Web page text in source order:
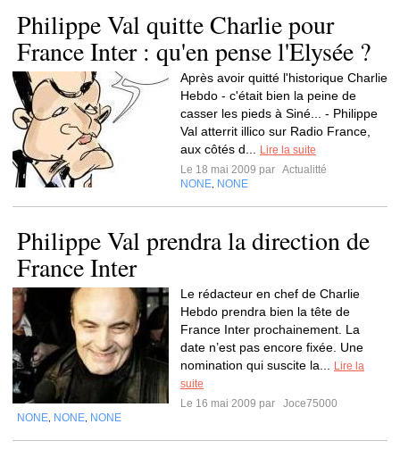
Philippe Val quitte Charlie pour
France Inter : qu'en pense l'Elysée ?
Après avoir quitté l'historique Charlie
Hebdo - c'était bien la peine de
casser les pieds à Siné... - Philippe
Val atterrit illico sur Radio France,
aux côtés d...
Lire la suite
Le 18 mai 2009 par Actualitté
NONE NONE
Philippe Val prendra la direction de
France Inter
Le rédacteur en chef de Charlie
Hebdo prendra bien la tête de
France Inter prochainement. La
date n’est pas encore fixée. Une
nomination qui suscite la...
Lire la
suite
Le 16 mai 2009 par
Joce75000
NONE NONE NONE